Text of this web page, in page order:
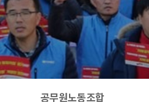
공무원소식
조합원 경조사
공노총 소식
연금소식
공무원노동조합